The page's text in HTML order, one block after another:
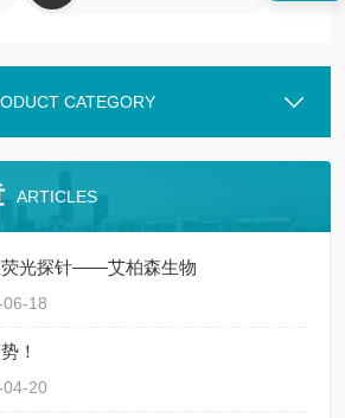
CATEGORY
ARTICLES
荧光探针——艾柏森生物
06-18
！
04-20